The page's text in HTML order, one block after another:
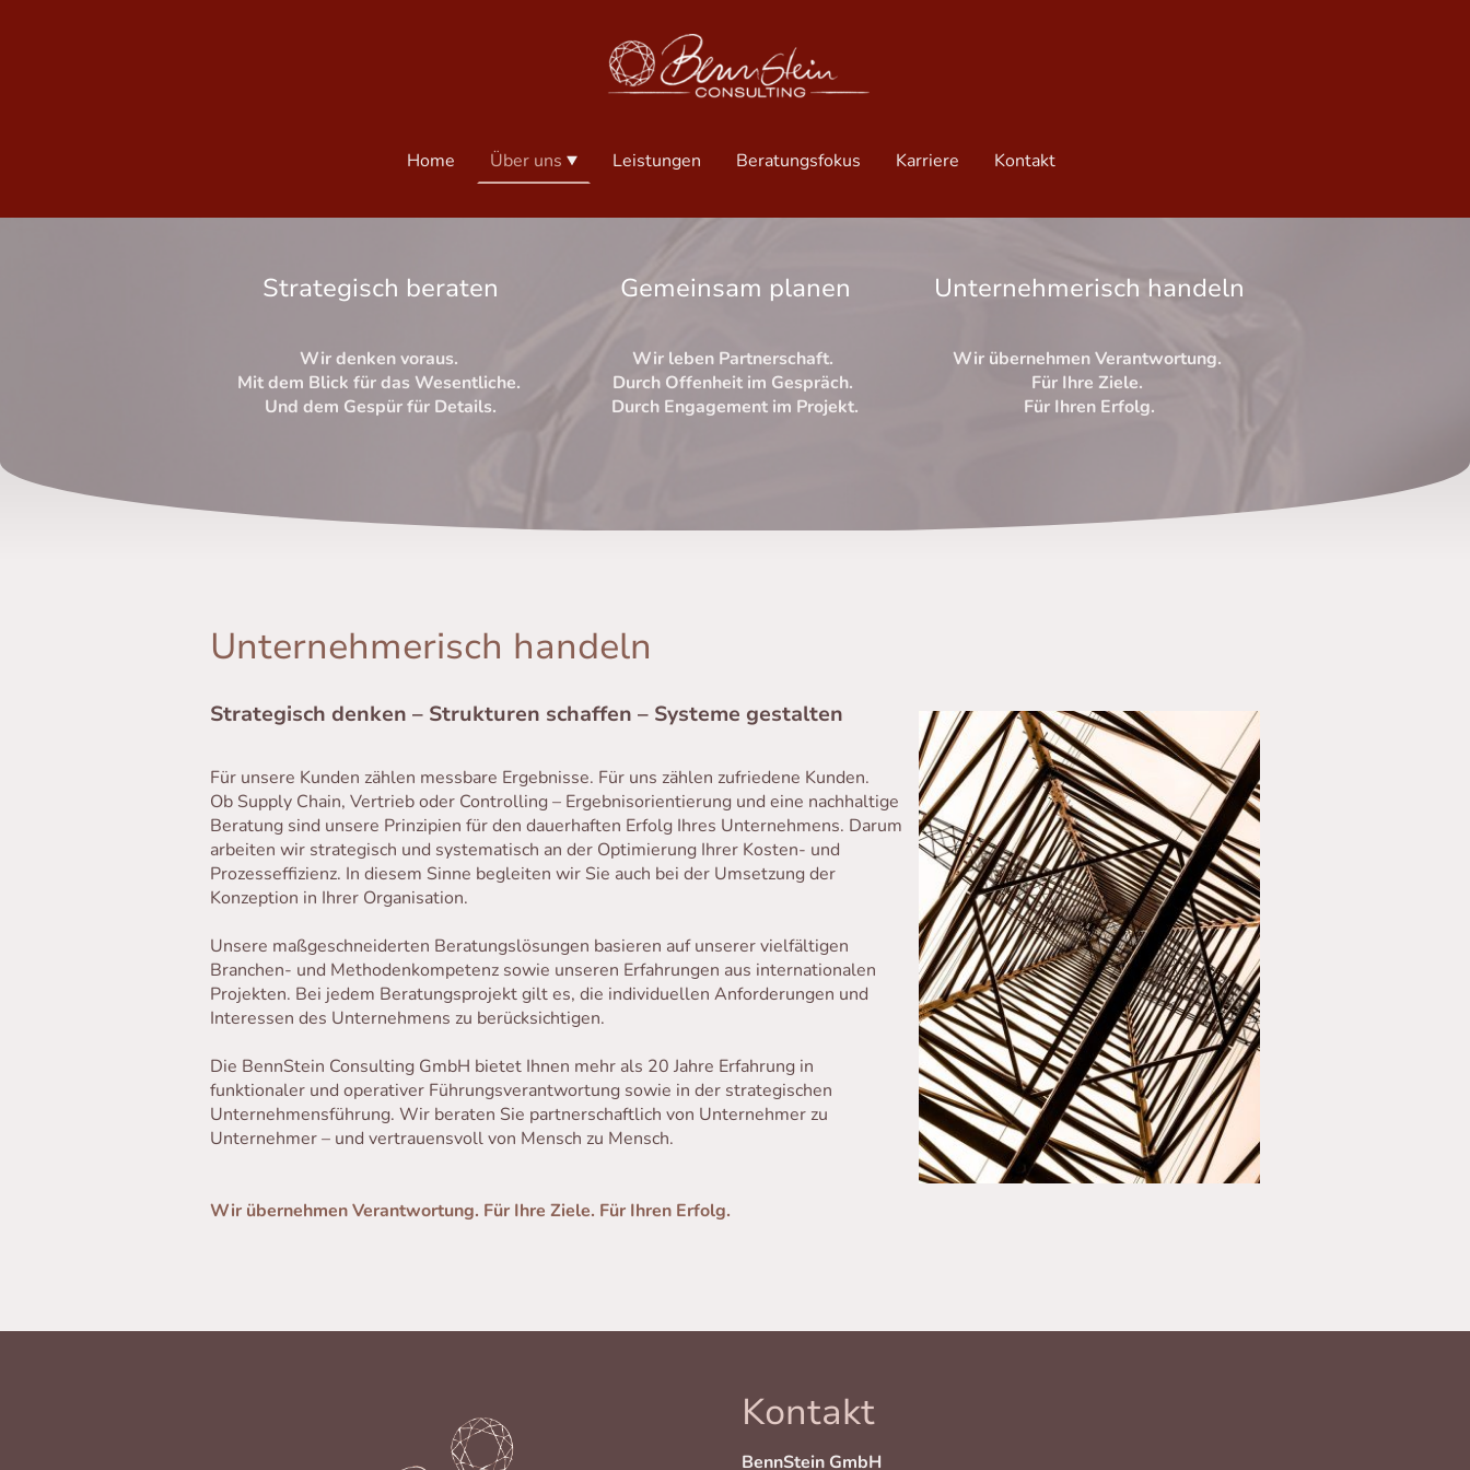
Home Über uns Leistungen Beratungsfokus Karriere Kontakt
Unternehmerisch handeln
Wir übernehmen Verantwortung.
Für Ihre Ziele.
Für Ihren Erfolg.
Gemeinsam planen
Wir leben Partnerschaft.
Durch Offenheit im Gespräch.
Durch Engagement im Projekt.
Wir denken voraus.
Mit dem Blick für das Wesentliche.
Und dem Gespür für Details.
Strategisch beraten
Unternehmerisch handeln
Für unsere Kunden zählen messbare Ergebnisse. Für uns zählen zufriedene Kunden.
Ob Supply Chain, Vertrieb oder Controlling – Ergebnisorientierung und eine nachhaltige
Beratung sind unsere Prinzipien für den dauerhaften Erfolg Ihres Unternehmens. Darum
arbeiten wir strategisch und systematisch an der Optimierung Ihrer Kosten- und
Prozesseffizienz. In diesem Sinne begleiten wir Sie auch bei der Umsetzung der
Konzeption in Ihrer Organisation.
Unsere maßgeschneiderten Beratungslösungen basieren auf unserer vielfältigen
Branchen- und Methodenkompetenz sowie unseren Erfahrungen aus internationalen
Projekten. Bei jedem Beratungsprojekt gilt es, die individuellen Anforderungen und
Interessen des Unternehmens zu berücksichtigen.
Die BennStein Consulting GmbH bietet Ihnen mehr als 20 Jahre Erfahrung in
funktionaler und operativer Führungsverantwortung sowie in der strategischen
Unternehmensführung. Wir beraten Sie partnerschaftlich von Unternehmer zu
Unternehmer – und vertrauensvoll von Mensch zu Mensch.
Wir übernehmen Verantwortung. Für Ihre Ziele. Für Ihren Erfolg.
Strategisch denken – Strukturen schaffen – Systeme gestalten
Kontakt
BennStein GmbH